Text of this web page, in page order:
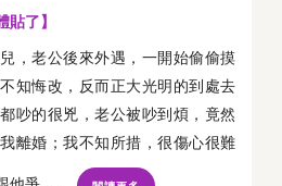
貼了】
，老公後來外遇，一開始偷偷摸
知悔改，反而正大光明的到處去
吵的很兇，老公被吵到煩，竟然
離婚；我不知所措，很傷心很難